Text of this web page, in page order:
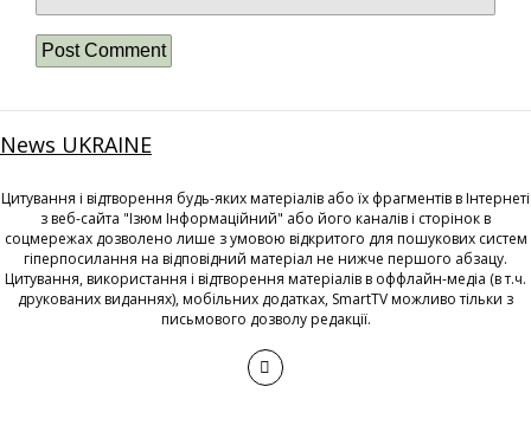
News UKRAINE
Цитування і відтворення будь-яких матеріалів або їх фрагментів в Інтернеті
з веб-сайта "Ізюм Інформаційний" або його каналів і сторінок в
соцмережах дозволено лише з умовою відкритого для пошукових систем
гіперпосилання на відповідний матеріал не нижче першого абзацу.
Цитування, використання і відтворення матеріалів в оффлайн-медіа (в т.ч.
друкованих виданнях), мобільних додатках, SmartTV можливо тільки з
письмового дозволу редакції.